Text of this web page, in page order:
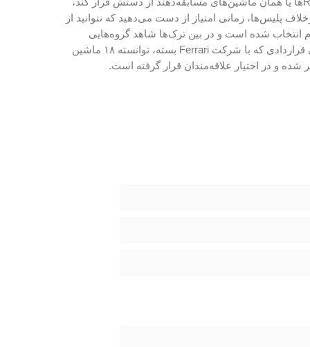
پلیس‌ها، زمانی امتیاز از دست می‌دهید که نتوانید از
انتخاب شده است و در بین ترک‌ها شاهد گروه‌هایی
همچون ۳۰ Seconds to Mars و Linkin Park هستیم که وسواس تیم برای انتخاب موسیقی در خور این مسابقات را می‌رساند. EA طی قراردادی که با شرکت Ferrari بسته، توانسته ۱۸ ماشین